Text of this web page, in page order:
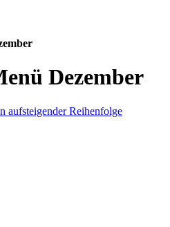
Dezember
aufsteigender Reihenfolge